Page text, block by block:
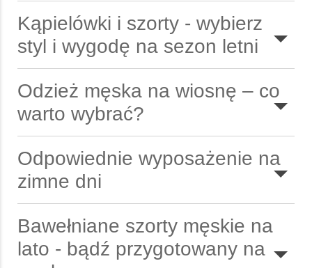
Kąpielówki i szorty - wybierz
styl i wygodę na sezon letni
Odzież męska na wiosnę – co
warto wybrać?
Odpowiednie wyposażenie na
zimne dni
Bawełniane szorty męskie na
lato - bądź przygotowany na